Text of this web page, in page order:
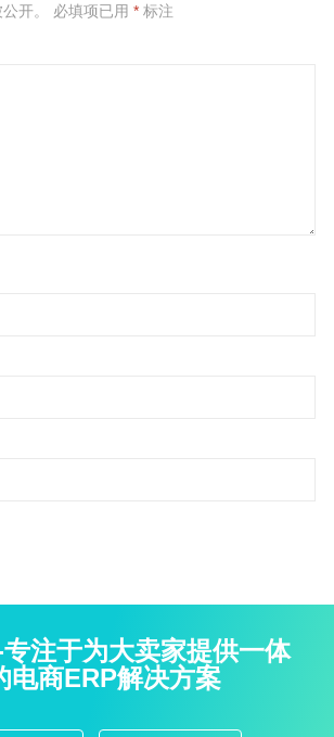
开。 必填项已用 *标注
注于为大卖家提供一体
电商ERP解决方案